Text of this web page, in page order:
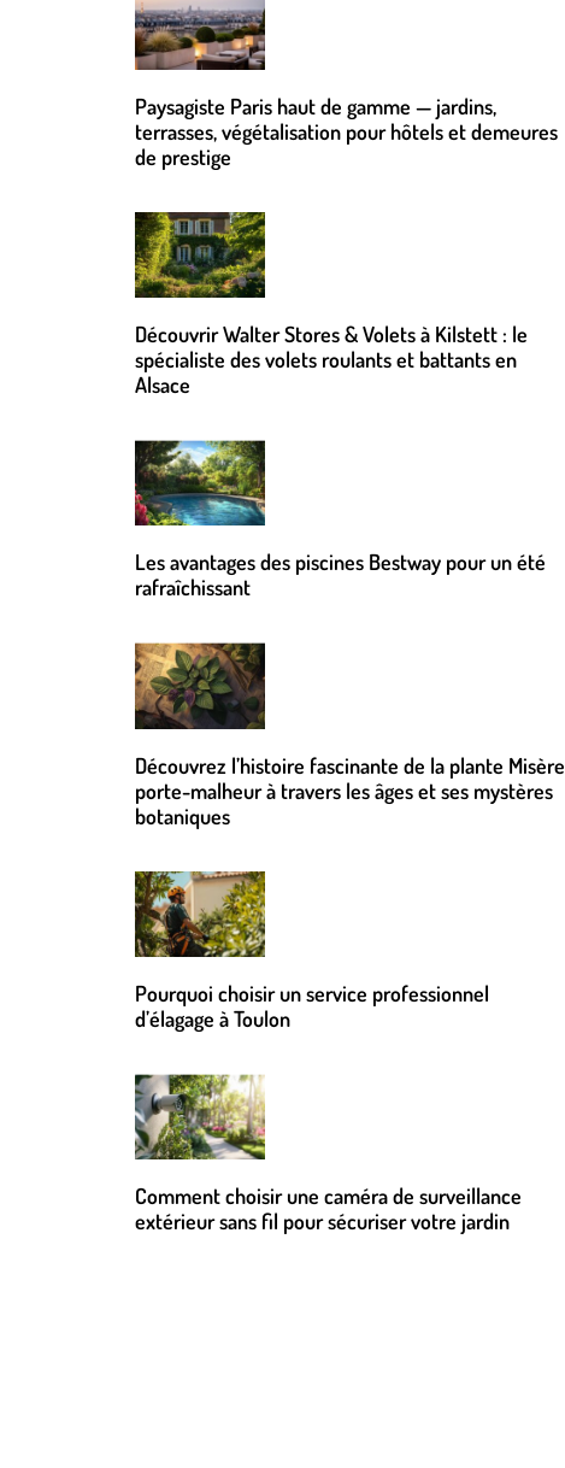
Paysagiste Paris haut de gamme — jardins,
terrasses, végétalisation pour hôtels et demeures
de prestige
Découvrir Walter Stores & Volets à Kilstett : le
spécialiste des volets roulants et battants en
Alsace
Les avantages des piscines Bestway pour un été
rafraîchissant
Découvrez l’histoire fascinante de la plante Misère
porte-malheur à travers les âges et ses mystères
botaniques
Pourquoi choisir un service professionnel
d’élagage à Toulon
Comment choisir une caméra de surveillance
extérieur sans fil pour sécuriser votre jardin